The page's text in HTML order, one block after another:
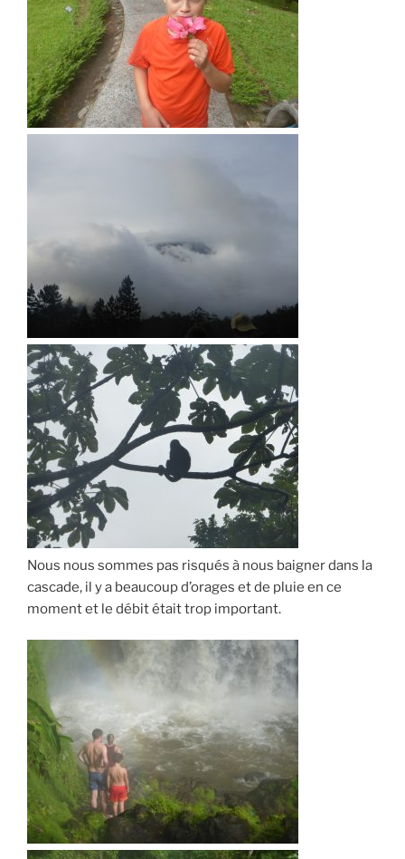
Nous nous sommes pas risqués à nous baigner dans la
cascade, il y a beaucoup d’orages et de pluie en ce
moment et le débit était trop important.